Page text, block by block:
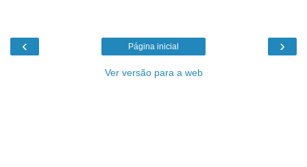
‹ ›
Página inicial
Ver versão para a web